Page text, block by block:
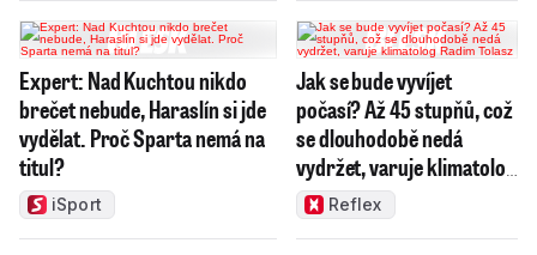
Expert: Nad Kuchtou nikdo
brečet nebude, Haraslín si jde
vydělat. Proč Sparta nemá na
titul?
iSport
Jak se bude vyvíjet
počasí? Až 45 stupňů, což
se dlouhodobě nedá
vydržet, varuje klimatolog
Radim Tolasz
Reflex